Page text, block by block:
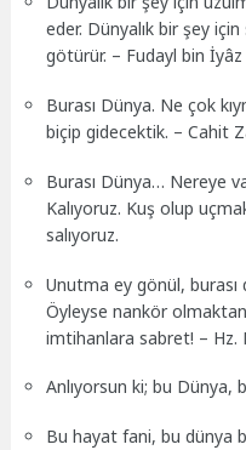
eder. Dünyalık bir şey
götürür. – Fudayl bin İyâz
Burası Dünya. Ne çok
biçip gidecektik. – Cahit
Burası Dünya… Nereye
Kalıyoruz. Kuş olup
salıyoruz.
Unutma ey gönül, burası
Öyleyse nankör
imtihanlara sabret! – Hz.
Anlıyorsun ki; bu Dünya,
Bu hayat fani, bu dünya